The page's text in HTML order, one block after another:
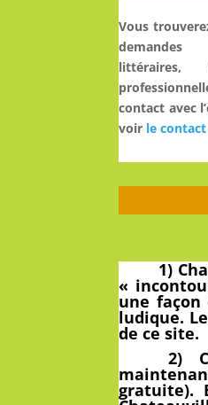
Vous
littéraires,
contact avec
voir le
1)
«
une façon
ludique.
de ce site.
2)
gratuite).